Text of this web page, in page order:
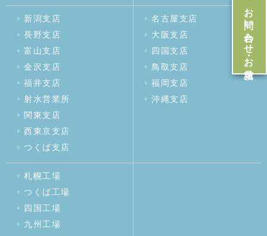
新潟支店
長野支店
富山支店
金沢支店
福井支店
射水営業所
関東支店
西東京支店
つくば支店
名古屋支店
大阪支店
四国支店
鳥取支店
福岡支店
沖縄支店
札幌工場
つくば工場
四国工場
九州工場
お問い合わせ・お見積